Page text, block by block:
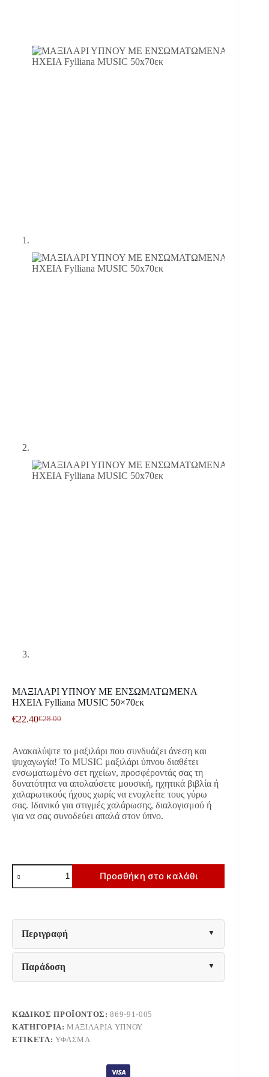
ΜΑΞΙΛΑΡΙ ΥΠΝΟΥ ΜΕ ΕΝΣΩΜΑΤΩΜΕΝΑ
ΗΧΕΙΑ Fylliana MUSIC 50×70εκ
€28.00
Original
was:
€28.00.
€22.40Η
τιμή
είναι:
€22.40.
Ανακαλύψτε το μαξιλάρι που συνδυάζει άνεση και
ψυχαγωγία! Το MUSIC μαξιλάρι ύπνου διαθέτει
ενσωματωμένο σετ ηχείων, προσφέροντάς σας τη
δυνατότητα να απολαύσετε μουσική, ηχητικά βιβλία ή
χαλαρωτικούς ήχους χωρίς να ενοχλείτε τους γύρω
σας. Ιδανικό για στιγμές χαλάρωσης, διαλογισμού ή
για να σας συνοδεύει απαλά στον ύπνο.
ΜΑΞΙΛΑΡΙ
ΥΠΝΟΥ
ΜΕ
Fylliana
MUSIC
50x70εκ
ποσότητα
Προσθήκη στο καλάθι
Περιγραφή
Παράδοση
ΚΩΔΙΚΌΣ ΠΡΟΪΌΝΤΟΣ:869-91-005
ΚΑΤΗΓΟΡΊΑ:ΜΑΞΙΛΆΡΙΑ ΎΠΝΟΥ
ΕΤΙΚΈΤΑ: ΎΦΑΣΜΑ